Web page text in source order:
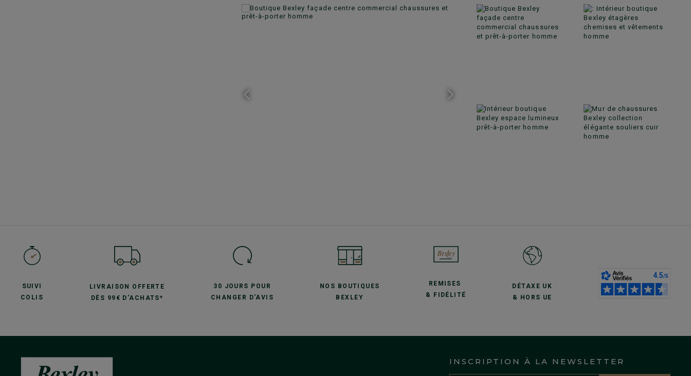
SUIVI
COLIS
LIVRAISON OFFERTE
DÈS 99€ D'ACHATS*
30 JOURS POUR
CHANGER D'AVIS
NOS BOUTIQUES
BEXLEY
REMISES
& FIDÉLITÉ
DÉTAXE UK
& HORS UE
INSCRIPTION À LA NEWSLETTER